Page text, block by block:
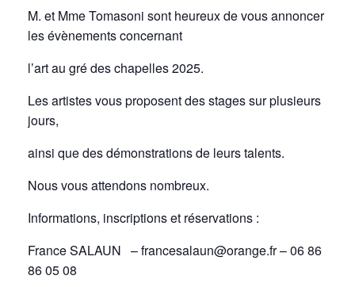
M. et Mme Tomasoni sont heureux de vous annoncer
les évènements concernant
l’art au gré des chapelles 2025.
Les artistes vous proposent des stages sur plusieurs
jours,
ainsi que des démonstrations de leurs talents.
Nous vous attendons nombreux.
Informations, inscriptions et réservations :
France SALAUN – francesalaun@orange.fr – 06 86
86 05 08